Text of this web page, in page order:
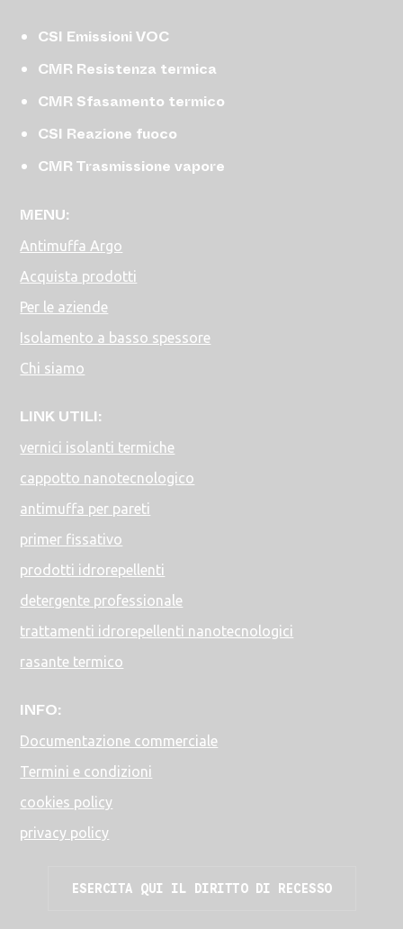
CSI Emissioni VOC
CMR Resistenza termica
CMR Sfasamento termico
CSI Reazione fuoco
CMR Trasmissione vapore
MENU:
Antimuffa Argo
Acquista prodotti
Per le aziende
Isolamento a basso spessore
Chi siamo
LINK UTILI:
vernici isolanti termiche
cappotto nanotecnologico
antimuffa per pareti
primer fissativo
prodotti idrorepellenti
detergente professionale
trattamenti idrorepellenti nanotecnologici
rasante termico
INFO:
Documentazione commerciale
Termini e condizioni
cookies policy
privacy policy
ESERCITA QUI IL DIRITTO DI RECESSO